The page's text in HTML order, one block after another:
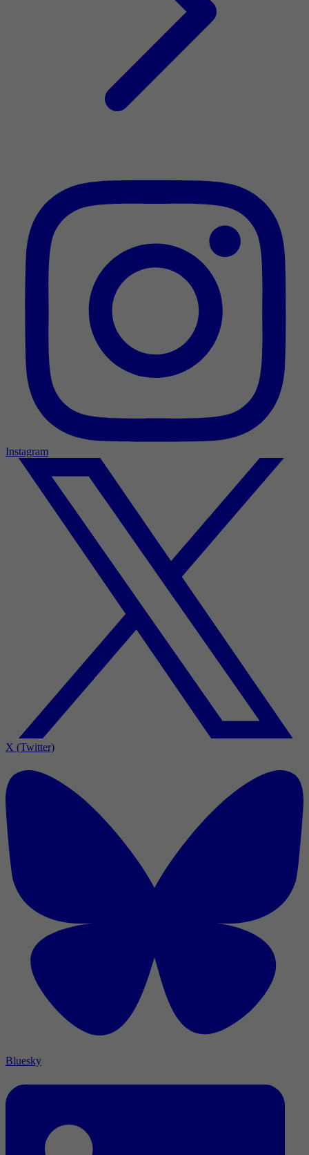
Instagram
X (Twitter)
Bluesky